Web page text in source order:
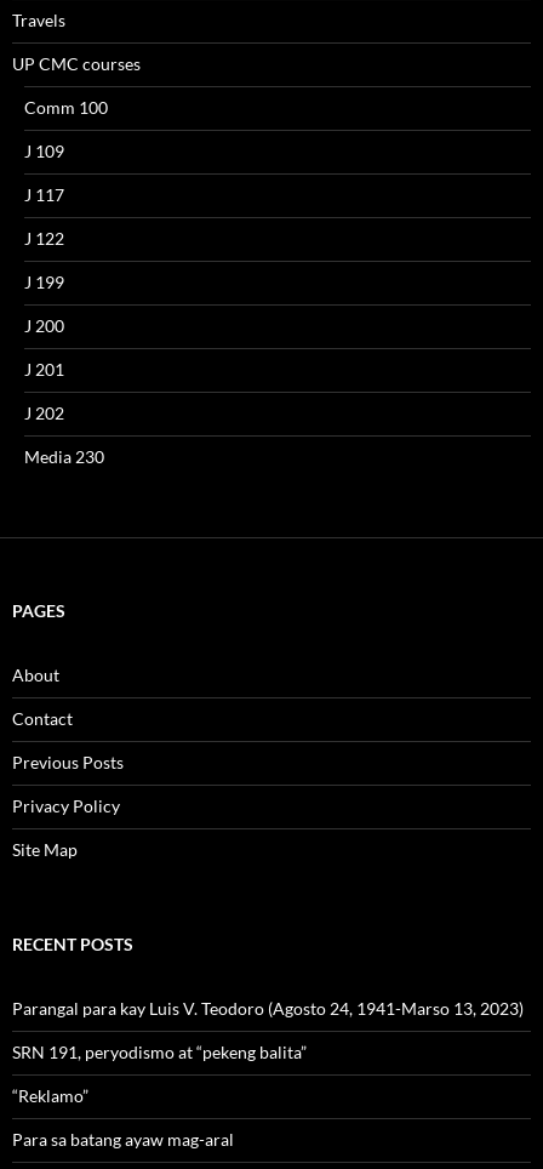
Travels
UP CMC courses
Comm 100
J 109
J 117
J 122
J 199
J 200
J 201
J 202
Media 230
PAGES
About
Contact
Previous Posts
Privacy Policy
Site Map
RECENT POSTS
Parangal para kay Luis V. Teodoro (Agosto 24, 1941-Marso 13, 2023)
SRN 191, peryodismo at “pekeng balita”
“Reklamo”
Para sa batang ayaw mag-aral